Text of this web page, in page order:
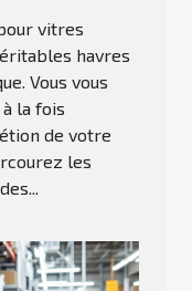
vitres
havres
Vous vous
la fois
de votre
les